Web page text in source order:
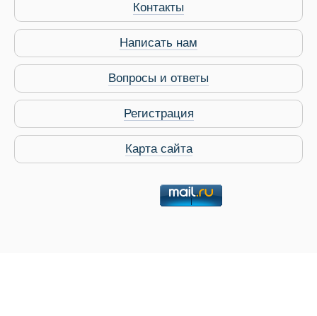
Виза в Индию
Контакты
Написать нам
Вопросы и ответы
Регистрация
Карта сайта